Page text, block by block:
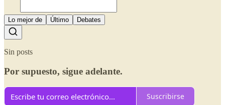
Lo mejor de Último Debates
Sin posts
Por supuesto, sigue adelante.
Suscribirse